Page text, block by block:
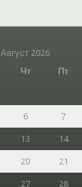
Август 2026
Чт Пт
6 7
13 14
20 21
27 28